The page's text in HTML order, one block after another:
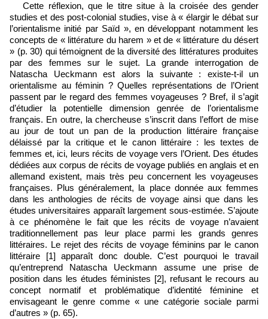
Cette réflexion, que le titre situe à la croisée des gender
studies et des post-colonial studies, vise à « élargir le débat sur
l’orientalisme initié par Saïd », en développant notamment les
concepts de « littérature du harem » et de « littérature du désert
» (p. 30) qui témoignent de la diversité des littératures produites
par des femmes sur le sujet. La grande interrogation de
Natascha Ueckmann est alors la suivante : existe-t-il un
orientalisme au féminin ? Quelles représentations de l’Orient
passent par le regard des femmes voyageuses ? Bref, il s’agit
d’étudier la potentielle dimension genrée de l’orientalisme
français. En outre, la chercheuse s’inscrit dans l’effort de mise
au jour de tout un pan de la production littéraire française
délaissé par la critique et le canon littéraire : les textes de
femmes et, ici, leurs récits de voyage vers l’Orient. Des études
dédiées aux corpus de récits de voyage publiés en anglais et en
allemand existent, mais très peu concernent les voyageuses
françaises. Plus généralement, la place donnée aux femmes
dans les anthologies de récits de voyage ainsi que dans les
études universitaires apparaît largement sous-estimée. S’ajoute
à ce phénomène le fait que les récits de voyage n’avaient
traditionnellement pas leur place parmi les grands genres
littéraires. Le rejet des récits de voyage féminins par le canon
littéraire [1] apparaît donc double. C’est pourquoi le travail
qu’entreprend Natascha Ueckmann assume une prise de
position dans les études féministes [2], refusant le recours au
concept normatif et problématique d’identité féminine et
envisageant le genre comme « une catégorie sociale parmi
d’autres » (p. 65).